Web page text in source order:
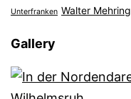
Unterfranken Walter Mehring
Gallery